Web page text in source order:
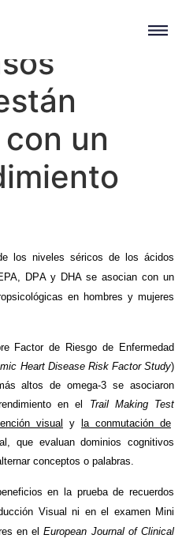
un
los niveles séricos de los ácidos
DPA y DHA se asocian con un
en hombres y mujeres
Factor de Riesgo de Enfermedad
Heart Disease Risk Factor Study)
altos de omega-3 se asociaron
enel Trail Making Test
visual y
la conmutación de
que evaluan dominios cognitivos
conceptos o palabras.
en la prueba de recuerdos
Visual ni en el examen Mini
en elEuropean Journal of Clinical